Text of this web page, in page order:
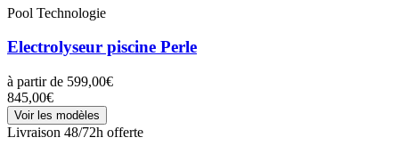
Pool Technologie
Electrolyseur piscine Perle
à partir de 599,00€
845,00€
Voir les modèles
Livraison 48/72h offerte